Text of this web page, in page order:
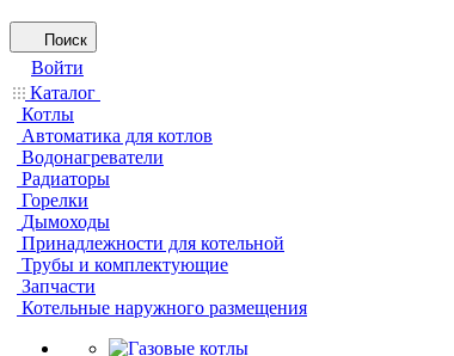
Поиск
Войти
Каталог
Котлы
Автоматика для котлов
Водонагреватели
Радиаторы
Горелки
Дымоходы
Принадлежности для котельной
Трубы и комплектующие
Запчасти
Котельные наружного размещения